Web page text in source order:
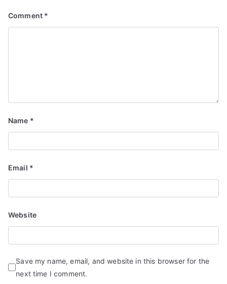
Comment *
Name *
Email *
Website
Save my name, email, and website in this browser for the
next time I comment.